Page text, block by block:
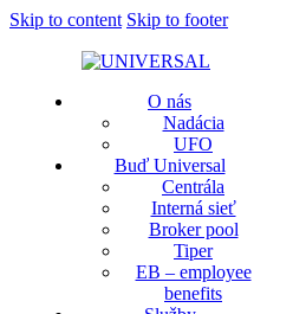
Skip to content Skip to footer
O nás
Nadácia
UFO
Buď Universal
Centrála
Interná sieť
Broker pool
Tiper
EB – employee
benefits